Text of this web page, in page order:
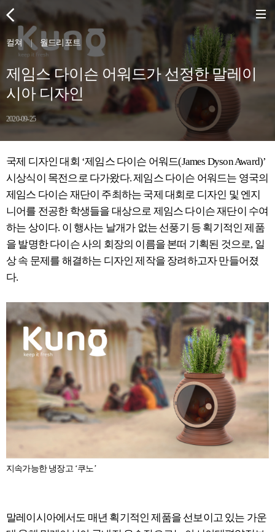
컬쳐 | 월드리포트
제임스 다이슨 어워드가 선정한 말레이
시아 디자인
2020-09-25
국제 디자인 대회 ‘제임스 다이슨 어워드(James Dyson Award)’
시상식이 목전으로 다가왔다. 제임스 다이슨 어워드는 영국의
제임스 다이슨 재단이 주최하는 국제 대회로 디자인 및 엔지
니어를 전공한 학생들을 대상으로 제임스 다이슨 재단이 수여
하는 상이다. 이 행사는 날개가 없는 선풍기 등 획기적인 제품
을 발명한 다이슨 사의 회장의 이름을 본떠 기획된 것으로, 일
상 속 문제를 해결하는 디자인 제작을 장려하고자 만들어졌
다.
지속가능한 냉장고 ‘쿠노’
말레이시아에서도 매년 획기적인 제품을 선보이고 있는 가운